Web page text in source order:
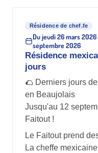
Résidence de chef.fe
Du jeudi 26 mars 2026
septembre 2026
Résidence
jours
🌮 Derniers jours
en Beaujolais
Jusqu'au 12
Faitout !
Le Faitout prend
La cheffe